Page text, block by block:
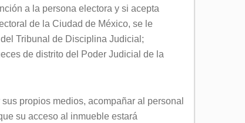
a la persona electora y si acepta
de la Ciudad de México, se le
Tribunal de Disciplina Judicial;
de distrito del Poder Judicial de la
propios medios, acompañar al personal
su acceso al inmueble estará